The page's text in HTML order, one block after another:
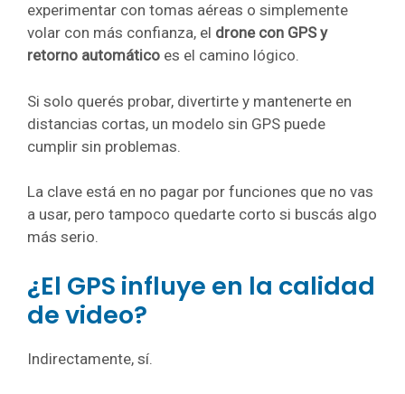
experimentar con tomas aéreas o simplemente
volar con más confianza, el drone con GPS y
retorno automático es el camino lógico.
Si solo querés probar, divertirte y mantenerte en
distancias cortas, un modelo sin GPS puede
cumplir sin problemas.
La clave está en no pagar por funciones que no vas
a usar, pero tampoco quedarte corto si buscás algo
más serio.
¿El GPS influye en la calidad
de video?
Indirectamente, sí.